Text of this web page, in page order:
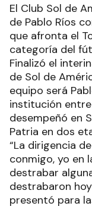
El Club Sol de
de Pablo Ríos
que afronta el
categoría del
Finalizó el
de Sol de
equipo será
institución
desempeñó en
Patria en dos
“La dirigencia
conmigo, yo en
destrabar
destrabaron
presentó para